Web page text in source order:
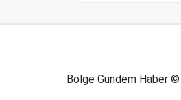
Bölge Gündem Haber